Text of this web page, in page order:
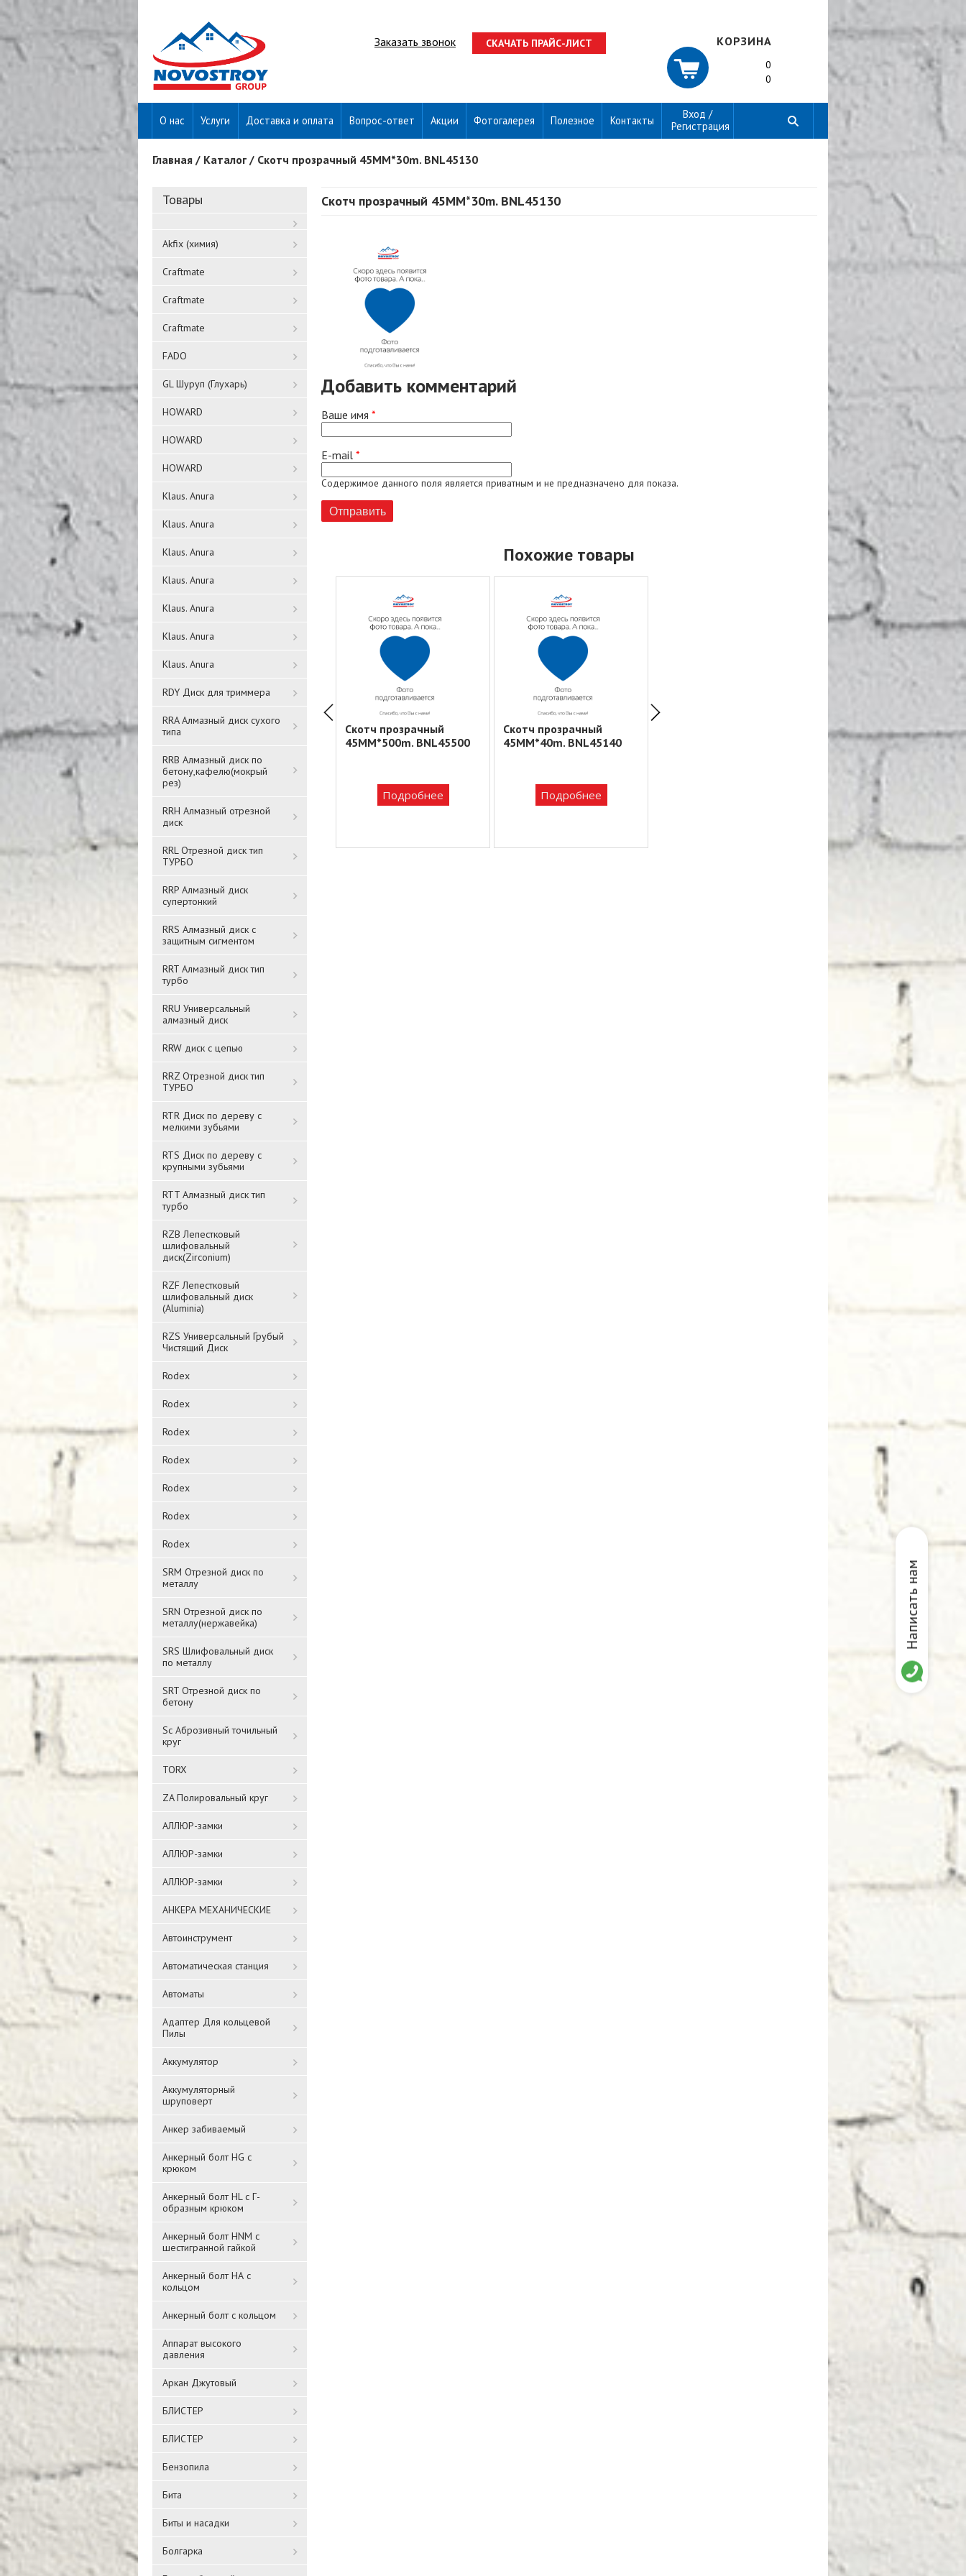
Заказать звонок СКАЧАТЬ ПРАЙС-ЛИСТ КОРЗИНА
0
0
О нас Услуги Доставка и оплата Вопрос-ответ Акции Фотогалерея Полезное Контакты
Вход /
Регистрация
Вы здесь
Главная / Каталог / Скотч прозрачный 45MM*30m. BNL45130
Товары
Akfix (химия)
Craftmate
Craftmate
Craftmate
FADO
GL Шуруп (Глухарь)
HOWARD
HOWARD
HOWARD
Klaus. Anura
Klaus. Anura
Klaus. Anura
Klaus. Anura
Klaus. Anura
Klaus. Anura
Klaus. Anura
RDY Диск для триммера
RRA Алмазный диск сухого
типа
RRB Алмазный диск по
бетону,кафелю(мокрый
рез)
RRH Алмазный отрезной
диск
RRL Отрезной диск тип
ТУРБО
RRP Алмазный диск
супертонкий
RRS Алмазный диск с
защитным сигментом
RRT Алмазный диск тип
турбо
RRU Универсальный
алмазный диск
RRW диск с цепью
RRZ Отрезной диск тип
ТУРБО
RTR Диск по дереву с
мелкими зубьями
RTS Диск по дереву с
крупными зубьями
RTT Алмазный диск тип
турбо
RZB Лепестковый
шлифовальный
диск(Zirconium)
RZF Лепестковый
шлифовальный диск
(Aluminia)
RZS Универсальный Грубый
Чистящий Диск
Rodex
Rodex
Rodex
Rodex
Rodex
Rodex
Rodex
SRM Отрезной диск по
металлу
SRN Отрезной диск по
металлу(нержавейка)
SRS Шлифовальный диск
по металлу
SRT Отрезной диск по
бетону
Sc Аброзивный точильный
круг
TORX
ZA Полировальный круг
АЛЛЮР-замки
АЛЛЮР-замки
АЛЛЮР-замки
АНКЕРА МЕХАНИЧЕСКИЕ
Автоинструмент
Автоматическая станция
Автоматы
Адаптер Для кольцевой
Пилы
Аккумулятор
Аккумуляторный
шруповерт
Анкер забиваемый
Анкерный болт HG с
крюком
Анкерный болт HL с Г-
образным крюком
Анкерный болт HNM с
шестигранной гайкой
Анкерный болт НА с
кольцом
Анкерный болт с кольцом
Аппарат высокого
давления
Аркан Джутовый
БЛИСТЕР
БЛИСТЕР
Бензопила
Бита
Биты и насадки
Болгарка
Скотч прозрачный 45MM*30m. BNL45130
Добавить комментарий
Ваше имя *
E-mail *
Содержимое данного поля является приватным и не предназначено для показа.
Похожие товары
Скотч прозрачный
45MM*500m. BNL45500
Подробнее
Скотч прозрачный
Скотч прозрачный
45MM*500m. BNL45500
Подробнее
Скотч прозрачный
45MM*40m. BNL45140
Подробнее
Написать нам